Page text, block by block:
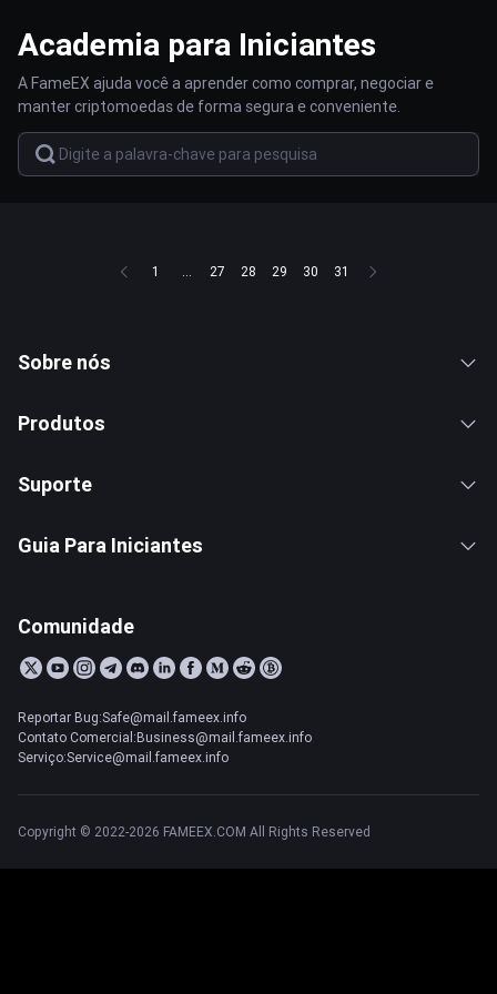
Academia para Iniciantes
A FameEX ajuda você a aprender como comprar, negociar e
manter criptomoedas de forma segura e conveniente.
1 ... 27 28 29 30 31
Sobre nós
Produtos
Suporte
Guia Para Iniciantes
Comunidade
Reportar Bug:Safe@mail.fameex.info
Contato Comercial:Business@mail.fameex.info
Serviço:Service@mail.fameex.info
Copyright © 2022-2026 FAMEEX.COM All Rights Reserved